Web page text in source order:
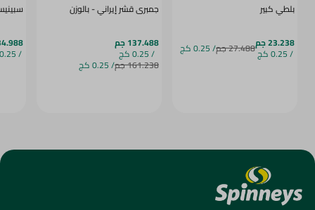
بلطي كبير
23.238 جم
/ 0.25 كج 27.488 جم / 0.25 كج
جمبرى قشر إيراني - بالوزن
137.488 جم
/ 0.25 كج
161.238 جم / 0.25 كج
34.988
/ 0.25 كج